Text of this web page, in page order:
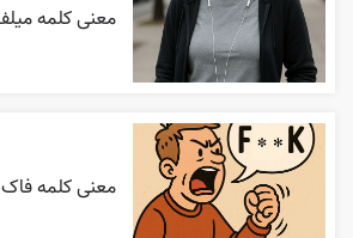
معنی کلمه
معنی کلمه فاک